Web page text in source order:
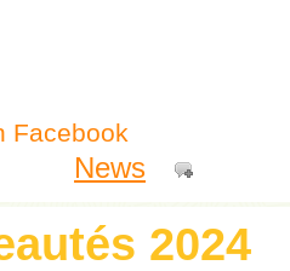
Facebook
News
2024